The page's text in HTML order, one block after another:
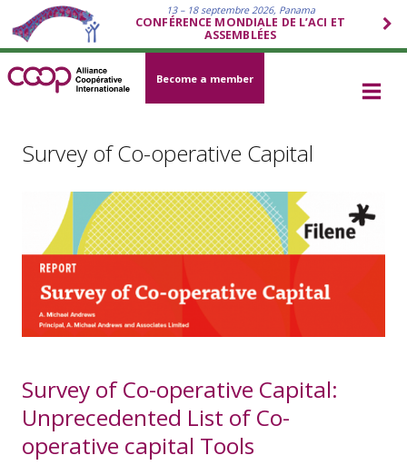
13 – 18 septembre 2026, Panama
CONFÉRENCE MONDIALE DE L’ACI ET
ASSEMBLÉES
Become a member
Survey of Co-operative Capital
Survey of Co-operative Capital:
Unprecedented List of Co-
operative capital Tools